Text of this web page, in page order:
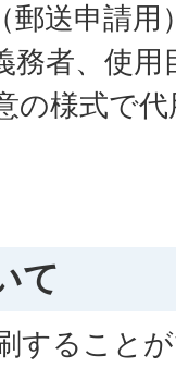
郵送申請
務者、使
の様式で
て
すること